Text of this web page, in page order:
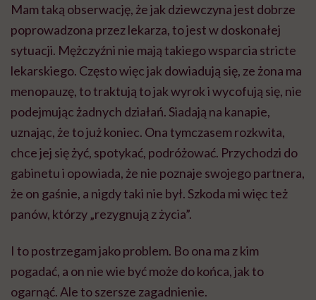
Mam taką obserwację, że jak dziewczyna jest dobrze
poprowadzona przez lekarza, to jest w doskonałej
sytuacji. Mężczyźni nie mają takiego wsparcia stricte
lekarskiego. Często więc jak dowiadują się, ze żona ma
menopauzę, to traktują to jak wyrok i wycofują się, nie
podejmując żadnych działań. Siadają na kanapie,
uznając, że to już koniec. Ona tymczasem rozkwita,
chce jej się żyć, spotykać, podróżować. Przychodzi do
gabinetu i opowiada, że nie poznaje swojego partnera,
że on gaśnie, a nigdy taki nie był. Szkoda mi więc też
panów, którzy „rezygnują z życia”.
I to postrzegam jako problem. Bo ona ma z kim
pogadać, a on nie wie być może do końca, jak to
ogarnąć. Ale to szersze zagadnienie.